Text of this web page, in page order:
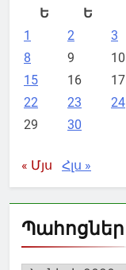
Ե
Ե
1
2 3
8
9 10
15
16 17
22
23 24
29
30
« Մյս Հլս »
Պահոցներ